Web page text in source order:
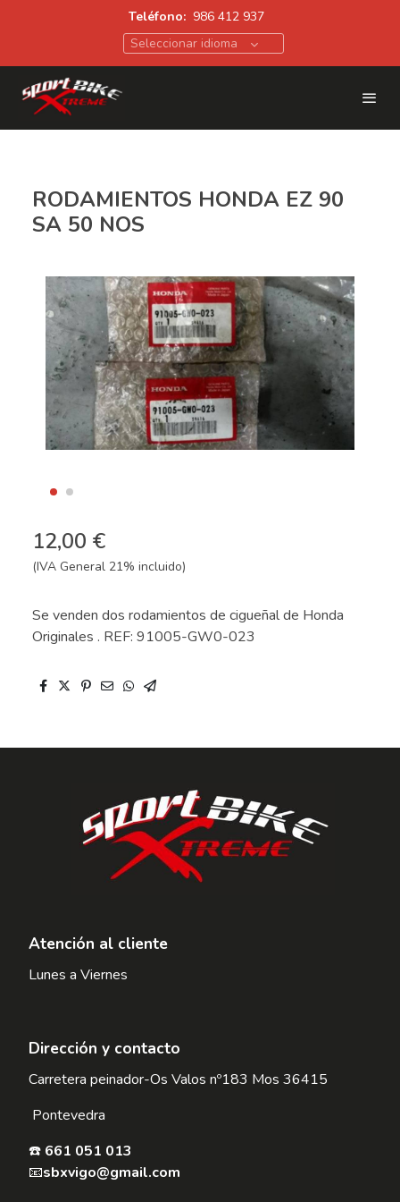
Teléfono: 986 412 937
Seleccionar idioma
RODAMIENTOS HONDA EZ 90
SA 50 NOS
12,00 €
(IVA General 21% incluido)
Se venden dos rodamientos de cigueñal de Honda
Originales . REF: 91005-GW0-023
Atención al cliente
Lunes a Viernes
Dirección y contacto
Carretera peinador-Os Valos nº183 Mos 36415
Pontevedra
☎️ 661 051 013
📧sbxvigo@gmail.com